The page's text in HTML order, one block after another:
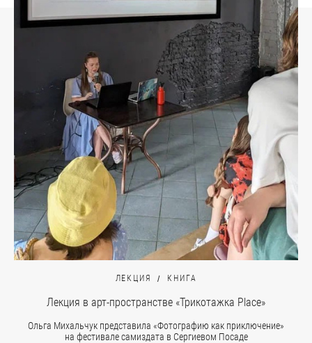
ЛЕКЦИЯ КНИГА
Лекция в арт-пространстве «Трикотажка Place»
Ольга Михальчук представила «Фотографию как приключение»
на фестивале самиздата в Сергиевом Посаде